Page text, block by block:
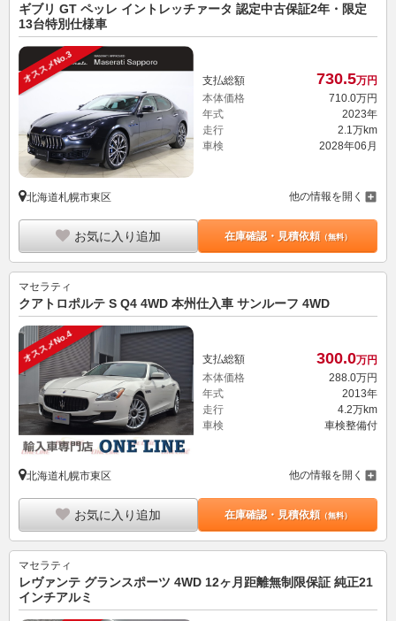
ギブリ GT ペッレ イントレッチァータ 認定中古保証2年・限定
13台特別仕様車
オススメNo.3 支払総額 730.5万円
本体価格
710.0万円
年式
2023年
走行
2.1万km
車検
2028年06月
北海道札幌市東区 他の情報を開く
お気に入り追加 在庫確認・見積依頼（無料）
マセラティ
クアトロポルテ S Q4 4WD 本州仕入車 サンルーフ 4WD
オススメNo.4 支払総額 300.0万円
本体価格
288. 0万円
年式
2013年
走行
4.2万km
車検
車検整備付
北海道札幌市東区 他の情報を開く
お気に入り追加 在庫確認・見積依頼（無料）
マセラティ
レヴァンテ グランスポーツ 4WD 12ヶ月距離無制限保証 純正21
インチアルミ